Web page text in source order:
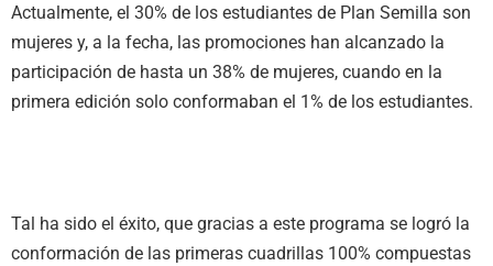
Actualmente, el 30% de los estudiantes de Plan Semilla son
mujeres y, a la fecha, las promociones han alcanzado la
participación de hasta un 38% de mujeres, cuando en la
primera edición solo conformaban el 1% de los estudiantes.
Tal ha sido el éxito, que gracias a este programa se logró la
conformación de las primeras cuadrillas 100% compuestas